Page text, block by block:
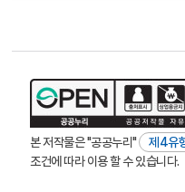
본 저작물은 "공공누리"
제4유
조건에 따라 이용 할 수 있습니다.